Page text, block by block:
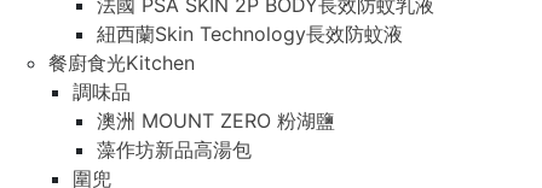
法國 PSA SKIN 2P BODY長效防蚊乳液
紐西蘭Skin Technology長效防蚊液
餐廚食光Kitchen
調味品
澳洲 MOUNT ZERO 粉湖鹽
藻作坊新品高湯包
圍兜